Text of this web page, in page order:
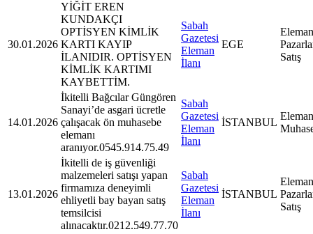
30.01.2026
YİĞİT EREN
KUNDAKÇI
OPTİSYEN KİMLİK
KARTI KAYIP
İLANIDIR. OPTİSYEN
KİMLİK KARTIMI
KAYBETTİM.
Sabah
Gazetesi
Eleman
İlanı
EGE
Satış
14.01.2026
İkitelli Bağcılar Güngören
Sanayi’de asgari ücretle
çalışacak ön muhasebe
elemanı
aranıyor.0545.914.75.49
Sabah
Gazetesi
Eleman
İlanı
İSTANBUL
13.01.2026
İkitelli de iş güvenliği
malzemeleri satışı yapan
firmamıza deneyimli
ehliyetli bay bayan satış
temsilcisi
alınacaktır.0212.549.77.70
Sabah
Gazetesi
Eleman
İlanı
İSTANBUL
Satış